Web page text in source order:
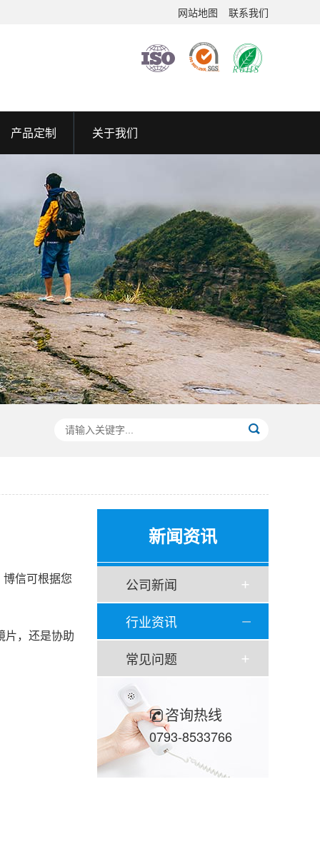
网站地图 联系我们
产品定制 关于我们
新闻资讯
公司新闻
行业资讯
常见问题
咨询热线
0793-8533766
信可根据您
片，还是协助